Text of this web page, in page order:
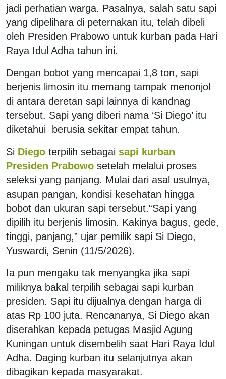
jadi perhatian warga. Pasalnya, salah satu sapi
yang dipelihara di peternakan itu, telah dibeli
oleh Presiden Prabowo untuk kurban pada Hari
Raya Idul Adha tahun ini.
Dengan bobot yang mencapai 1,8 ton, sapi
berjenis limosin itu memang tampak menonjol
di antara deretan sapi lainnya di kandnag
tersebut. Sapi yang diberi nama ‘Si Diego’ itu
diketahui berusia sekitar empat tahun.
Si Diego terpilih sebagai sapi kurban
Presiden Prabowo setelah melalui proses
seleksi yang panjang. Mulai dari asal usulnya,
asupan pangan, kondisi kesehatan hingga
bobot dan ukuran sapi tersebut.“Sapi yang
dipilih itu berjenis limosin. Kakinya bagus, gede,
tinggi, panjang,” ujar pemilik sapi Si Diego,
Yuswardi, Senin (11/5/2026).
Ia pun mengaku tak menyangka jika sapi
miliknya bakal terpilih sebagai sapi kurban
presiden. Sapi itu dijualnya dengan harga di
atas Rp 100 juta. Rencananya, Si Diego akan
diserahkan kepada petugas Masjid Agung
Kuningan untuk disembelih saat Hari Raya Idul
Adha. Daging kurban itu selanjutnya akan
dibagikan kepada masyarakat.